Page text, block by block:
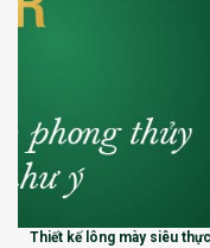
Thiết kế lông mày siêu